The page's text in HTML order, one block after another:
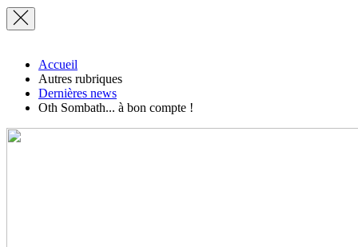
Accueil
Autres rubriques
Dernières news
Oth Sombath... à bon compte !